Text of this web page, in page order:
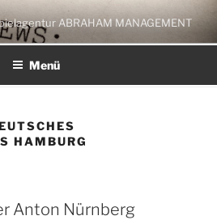
ABRAHAM MANAGEMENT
Menü
HAMBURG
Anton Nürnberg